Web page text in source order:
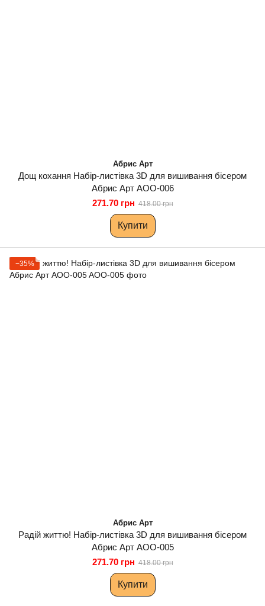
Абрис Арт
Дощ кохання Набір-листівка 3D для вишивання бісером
Абрис Арт AOO-006
271.70 грн 418.00 грн
Купити
−35%
Абрис Арт
Радій життю! Набір-листівка 3D для вишивання бісером
Абрис Арт AOO-005
271.70 грн 418.00 грн
Купити